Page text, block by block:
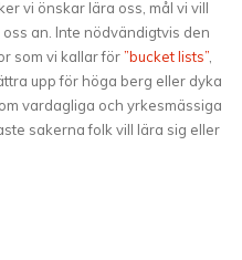
vi önskar lära oss, mål vi vill
an. Inte nödvändigtvis den
som vi kallar för”bucket lists”
upp för höga berg eller dyka
vardagliga och yrkesmässiga
sakerna folk vill lära sig eller